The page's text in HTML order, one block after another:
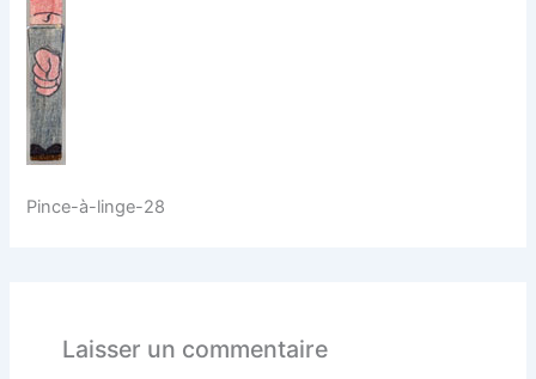
Pince-à-linge-28
Laisser un commentaire